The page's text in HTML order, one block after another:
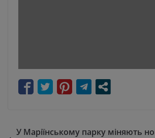
У Маріїнському парку міняють